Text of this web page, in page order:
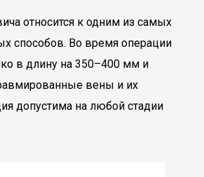
относится к одним из самых
способов. Во время операции
в длину на 350–400 мм и
вены и их
допустима на любой стадии